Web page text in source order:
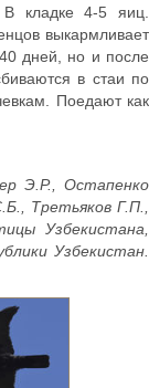
кладке 4-5 яиц.
выкармливает
дней, но и после
в стаи по
Поедают как
Э.Р., Остапенко
Третьяков Г.П.,
Узбекистана,
Узбекистан.